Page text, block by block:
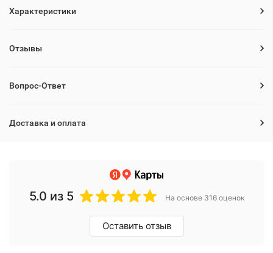
Характеристики
Отзывы
Вопрос-Ответ
Доставка и оплата